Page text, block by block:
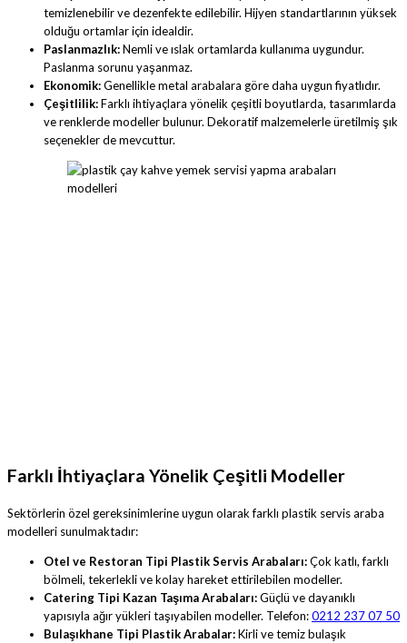
temizlenebilir ve dezenfekte edilebilir. Hijyen standartlarının yüksek
olduğu ortamlar için idealdir.
Paslanmazlık:Nemli ve ıslak ortamlarda kullanıma uygundur.
Paslanma sorunu yaşanmaz.
Ekonomik:Genellikle metal arabalara göre daha uygun fiyatlıdır.
Çeşitlilik:Farklı ihtiyaçlara yönelik çeşitli boyutlarda, tasarımlarda
ve renklerde modeller bulunur. Dekoratif malzemelerle üretilmiş şık
seçenekler de mevcuttur.
Farklı İhtiyaçlara Yönelik Çeşitli Modeller
Sektörlerin özel gereksinimlerine uygun olarak farklı plastik servis araba
modelleri sunulmaktadır:
Otel ve Restoran Tipi Plastik Servis Arabaları:Çok katlı, farklı
bölmeli, tekerlekli ve kolay hareket ettirilebilen modeller.
Catering Tipi Kazan Taşıma Arabaları:Güçlü ve dayanıklı
yapısıyla ağır yükleri taşıyabilen modeller. Telefon:0212 237 07 50
Bulaşıkhane Tipi Plastik Arabalar:Kirli ve temiz bulaşık